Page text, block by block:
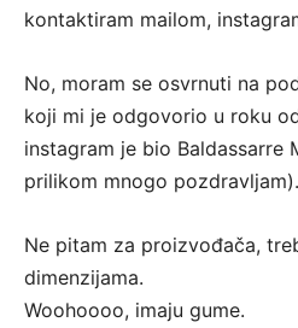
kontaktiram mailom,
No, moram se osvrnuti na
koji mi je odgovorio u roku
instagram je bio Baldassarre
prilikom mnogo pozdravljam).
Ne pitam za proizvođača,
dimenzijama.
Woohoooo, imaju gume.